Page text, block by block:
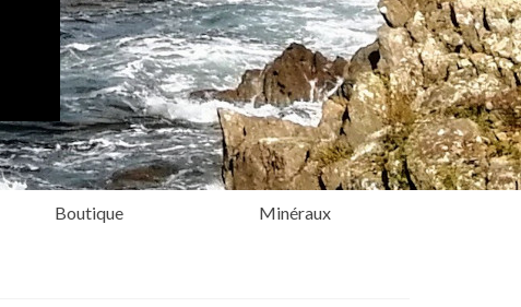
Boutique Minéraux